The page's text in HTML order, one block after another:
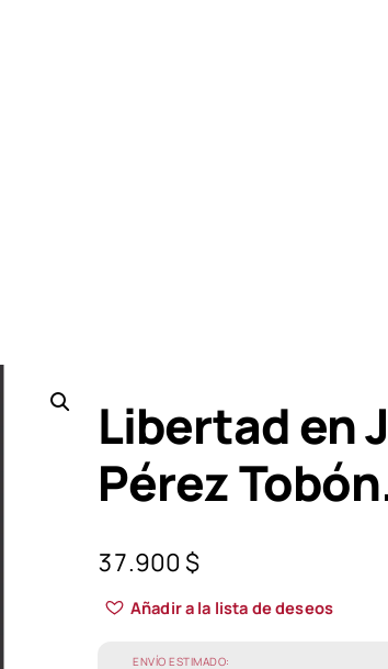
Libertad en
Pérez
37.900 $
Añadir a la lista de deseos
ENVÍO ESTIMADO: